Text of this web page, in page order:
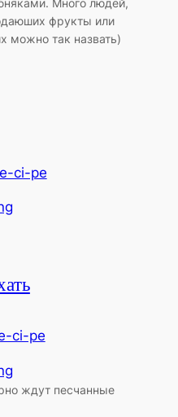
фрукты или
можно так назвать)
ci-pe
ci-pe
ждут песчанные